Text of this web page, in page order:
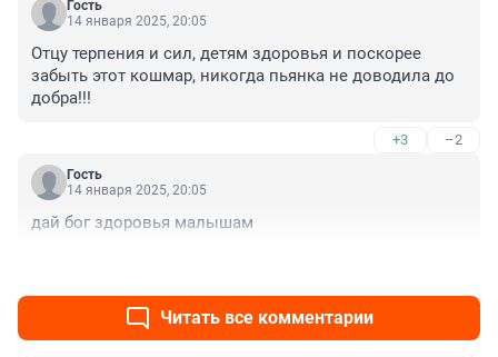
Гость
14 января 2025, 20:05
Отцу терпения и сил, детям здоровья и поскорее
забыть этот кошмар, никогда пьянка не доводила до
добра!!!
+3 –2
Гость
14 января 2025, 20:05
дай бог здоровья малышам
Читать все комментарии